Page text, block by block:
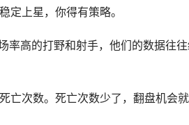
定上星，你得有策略。
率高的打野和射手，他们的数据往
亡次数。死亡次数少了，翻盘机会就